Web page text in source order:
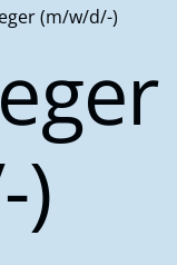
(m/w/d/-)
)